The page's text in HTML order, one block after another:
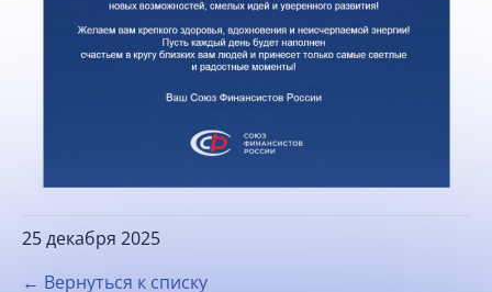
25 декабря 2025
← Вернуться к списку